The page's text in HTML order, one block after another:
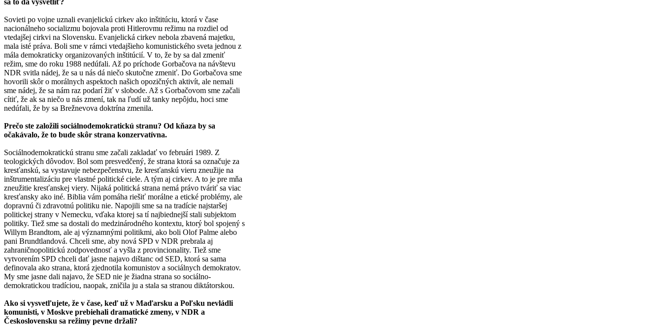
sa to dá vysvetliť?
Sovieti po vojne uznali evanjelickú cirkev ako inštitúciu, ktorá v čase
nacionálneho socializmu bojovala proti Hitlerovmu režimu na rozdiel od
vtedajšej cirkvi na Slovensku. Evanjelická cirkev nebola zbavená majetku,
mala isté práva. Boli sme v rámci vtedajšieho komunistického sveta jednou z
mála demokraticky organizovaných inštitúcií. V to, že by sa dal zmeniť
režim, sme do roku 1988 nedúfali. Až po príchode Gorbačova na návštevu
NDR svitla nádej, že sa u nás dá niečo skutočne zmeniť. Do Gorbačova sme
hovorili skôr o morálnych aspektoch našich opozičných aktivít, ale nemali
sme nádej, že sa nám raz podarí žiť v slobode. Až s Gorbačovom sme začali
cítiť, že ak sa niečo u nás zmení, tak na ľudí už tanky nepôjdu, hoci sme
nedúfali, že by sa Brežnevova doktrína zmenila.
Prečo ste založili sociálnodemokratickú stranu? Od kňaza by sa
očakávalo, že to bude skôr strana konzervatívna.
Sociálnodemokratickú stranu sme začali zakladať vo februári 1989. Z
teologických dôvodov. Bol som presvedčený, že strana ktorá sa označuje za
kresťanskú, sa vystavuje nebezpečenstvu, že kresťanskú vieru zneužije na
inštrumentalizáciu pre vlastné politické ciele. A tým aj cirkev. A to je pre mňa
zneužitie kresťanskej viery. Nijaká politická strana nemá právo tváriť sa viac
kresťansky ako iné. Biblia vám pomáha riešiť morálne a etické problémy, ale
dopravnú či zdravotnú politiku nie. Napojili sme sa na tradície najstaršej
politickej strany v Nemecku, vďaka ktorej sa tí najbiednejší stali subjektom
politiky. Tiež sme sa dostali do medzinárodného kontextu, ktorý bol spojený s
Willym Brandtom, ale aj významnými politikmi, ako boli Olof Palme alebo
pani Brundtlandová. Chceli sme, aby nová SPD v NDR prebrala aj
zahraničnopolitickú zodpovednosť a vyšla z provincionality. Tiež sme
vytvorením SPD chceli dať jasne najavo dištanc od SED, ktorá sa sama
definovala ako strana, ktorá zjednotila komunistov a sociálnych demokratov.
My sme jasne dali najavo, že SED nie je žiadna strana so sociálno-
demokratickou tradíciou, naopak, zničila ju a stala sa stranou diktátorskou.
Ako si vysvetľujete, že v čase, keď už v Maďarsku a Poľsku nevládli
komunisti, v Moskve prebiehali dramatické zmeny, v NDR a
Československu sa režimy pevne držali?